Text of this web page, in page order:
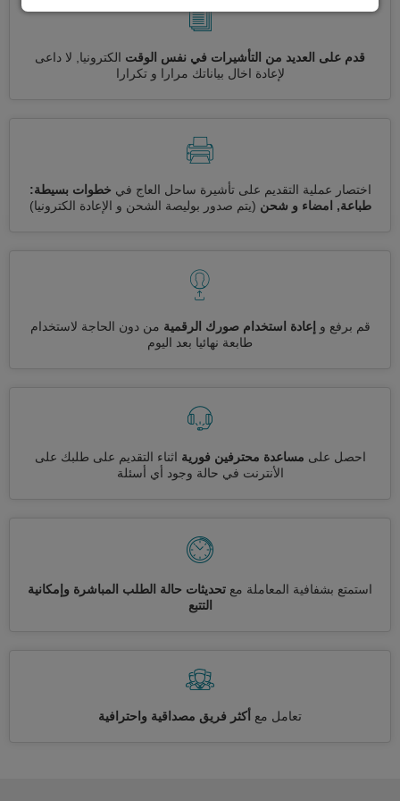
قدم على العديد من التأشيرات في نفس الوقت الكترونيا, لا داعى
لإعادة اخال بياناتك مرارا و تكرارا
اختصار عملية التقديم على تأشيرة ساحل العاج في خطوات بسيطة:
طباعة, امضاء و شحن (يتم صدور بوليصة الشحن و الإعادة الكترونيا)
قم برفع و إعادة استخدام صورك الرقمية من دون الحاجة لاستخدام
طابعة نهائيا بعد اليوم
احصل على مساعدة محترفين فورية اثناء التقديم على طلبك على
الأنترنت في حالة وجود أي أسئلة
استمتع بشفافية المعاملة مع تحديثات حالة الطلب المباشرة وإمكانية
التتبع
تعامل مع أكثر فريق مصداقية واحترافية